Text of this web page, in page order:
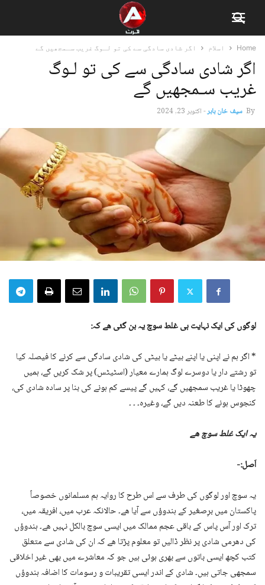
Home اسلام اگر شادی سادگی سے کی تو لـوگ غریب سـمجھیں گے
اگر شادی سادگی سے کی تو لـوگ
غریب سـمجھیں گے
By سیف خان بابر-اکتوبر 23, 2024
لوگوں کی ایک نہایت ہی غلط سوچ یہ بن گئی ھے کہ:
* اگر ہم نے اپنی یا اپنے بیٹے یا بیٹی کی شادی سادگی سے کرنے کا فیصلہ کیا
تو رشتے دار یا دوسرے لوگ ہمارے معیار (اسٹیٹس) پر شک کریں گے، ہمیں
چھوٹا یا غریب سمجھیں گے، کہیں گے پیسے کم ہونے کی بنا پر سادہ شادی کی،
کنجوس ہونے کا طعنہ دیں گے، وغیرہ۔ ۔ ۔
یہ ایک غلط سوچ ھے
اَصل:-
یہ سوچ اور لوگوں کی طرف سے اس طرح کا روایہ ہم مسلمانوں خصوصاً
پاکستان میں برِصغیر کے ہندوؤں سے آیا ھے۔ حالانکہ عرب میں، افریقہ میں،
ترک اور آس پاس کے باقی عجم ممالک میں ایسی سوچ بالکل نہیں ھے۔ ہندوؤں
کی دھرمی شادی پر نظر ڈالیں تو معلوم پڑتا ھے کہ ان کی شادی سے متعلق
کتب کچھ ایسی باتوں سے بھری ہوئی ہیں جو کہ معاشرے میں بھی غیر اخلاقی
سمجھی جاتی ہیں۔ شادی کے اندر ایسی تقریبات و رسومات کا اضافہ ہندوؤں